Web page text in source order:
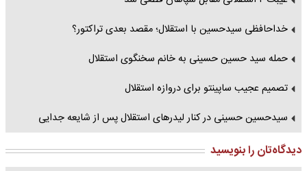
خداحافظی سیدحسین با استقلال؛ مقصد بعدی تراکتور؟
حمله سید حسین حسینی به خانم سخنگوی استقلال
تصمیم عجیب ساپینتو برای دروازه استقلال
سیدحسین حسینی در کنار لیدرهای استقلال پس از شایعه جدایی
دیدگاه‌تان را بنویسید